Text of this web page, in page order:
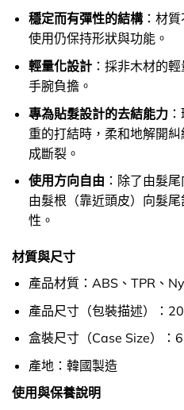
穩定而有彈性的結構：材質
使用仍保持形狀與功能。
輕量化設計：採非木材的
手腕負擔。
專為貼髮設計的去結能力：
重的打結時，柔和地解開
成斷裂。
使用方向自由 ：除了由髮
由髮根（靠近頭皮）向髮
性。
材質與尺寸
產品材質：ABS、TPR、
產品尺寸（包裝描述）：
盒裝尺寸（Case Size）：
產地：韓國製造
使用與保養說明